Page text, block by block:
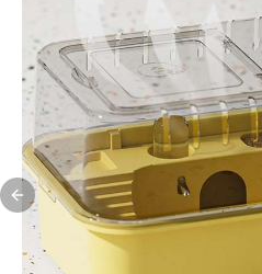
Previous slide